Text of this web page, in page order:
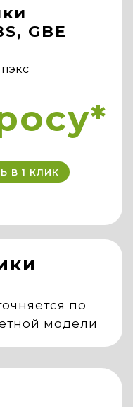
GBE
В 1 КЛИК
по
модели